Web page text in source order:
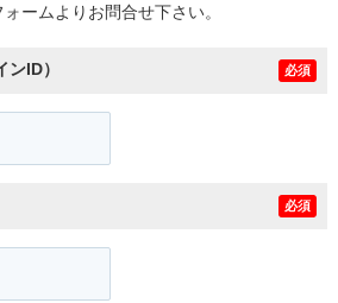
ームよりお問合せ下さい。
ID） 必須
必須